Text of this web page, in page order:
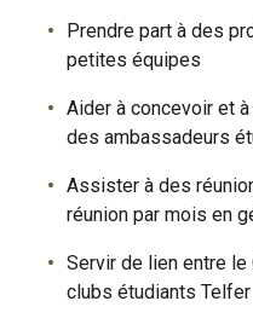
Prendre part à des
petites équipes
Aider à concevoir et
des ambassadeurs
Assister à des
réunion par mois en
Servir de lien entre
clubs étudiants Telfer